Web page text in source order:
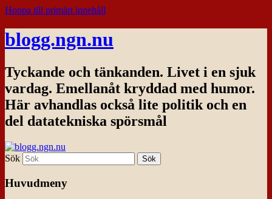
Hoppa till primärt innehåll
blogg.ngn.nu
Tyckande och tänkanden. Livet i en sjuk
vardag. Emellanåt kryddad med humor.
Här avhandlas också lite politik och en
del datatekniska spörsmål
Sök
Huvudmeny